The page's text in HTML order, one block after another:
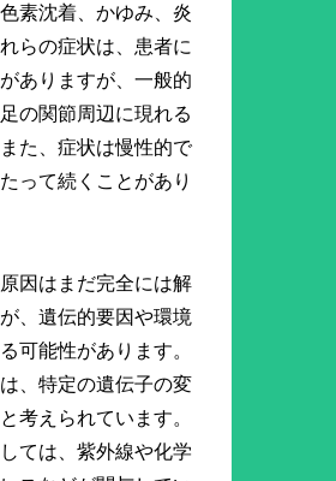
素沈着、かゆみ、炎
らの症状は、患者に
ありますが、一般的
の関節周辺に現れる
た、症状は慢性的で
って続くことがあり
因はまだ完全には解
、遺伝的要因や環境
可能性があります。
、特定の遺伝子の変
考えられています。
ては、紫外線や化学